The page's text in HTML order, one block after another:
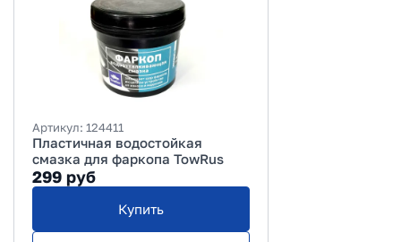
Артикул: 124411
Пластичная водостойкая
смазка для фаркопа TowRus
299 руб
Купить